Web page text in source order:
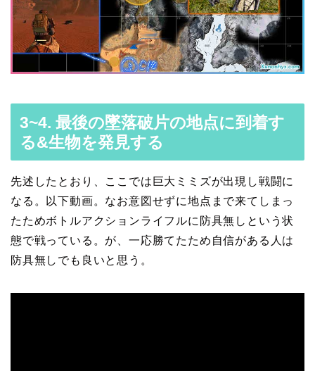
3~4. 最後の墜落破片の地点に到着す
る&生物を発見する
先述したとおり、ここでは巨大ミミズが出現し戦闘に
なる。以下動画。なお意図せずに地点まで来てしまっ
たためボトルアクションライフルに防具無しという状
態で戦っている。が、一応勝てたため自信がある人は
防具無しでも良いと思う。